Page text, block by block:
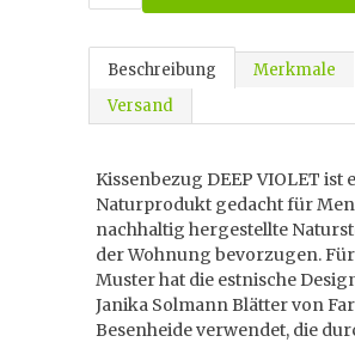
Beschreibung
Merkmale
Versand
Kissenbezug DEEP VIOLET ist
Naturprodukt gedacht für
nachhaltig hergestellte
der Wohnung bevorzugen.
Muster hat die estnische
Janika Solmann Blätter von
Besenheide verwendet, die